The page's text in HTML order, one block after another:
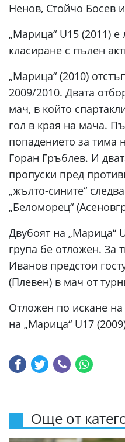
Ненов, Стойчо Босев
„Марица“ U15 (2011)
класиране с пълен
„Марица“ (2010)
2009/2010. Двата
мач, в който
гол в края на мача.
попадението за тима
Горан Гръблев. И
пропуски пред
„жълто-сините“
„Беломорец“
Двубоят на „Марица“
група бе отложен. За
Иванов предстои
(Плевен) в мач от
Отложен по искане
нa „Марица“ U17
Още от